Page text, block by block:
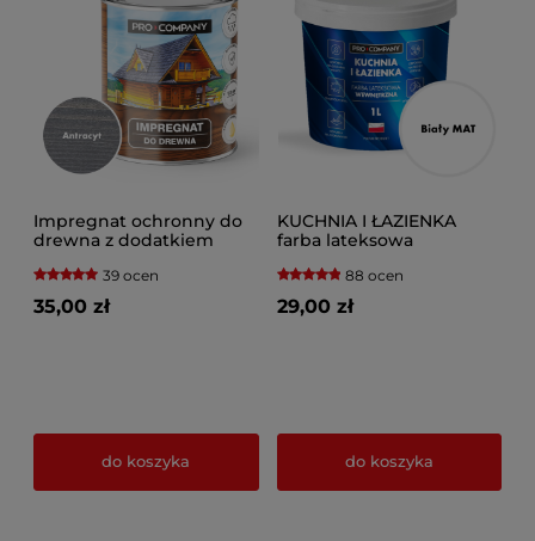
Impregnat ochronny do
drewna z dodatkiem
39 ocen
35,00 zł
do koszyka
KUCHNIA I ŁAZIENKA
farba lateksowa
88 ocen
29,00 zł
do koszyka